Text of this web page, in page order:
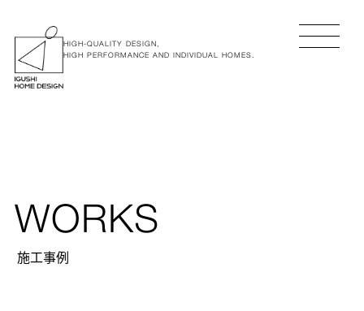
HIGH-QUALITY DESIGN,
HIGH PERFORMANCE AND INDIVIDUAL HOMES.
WORKS
施工事例